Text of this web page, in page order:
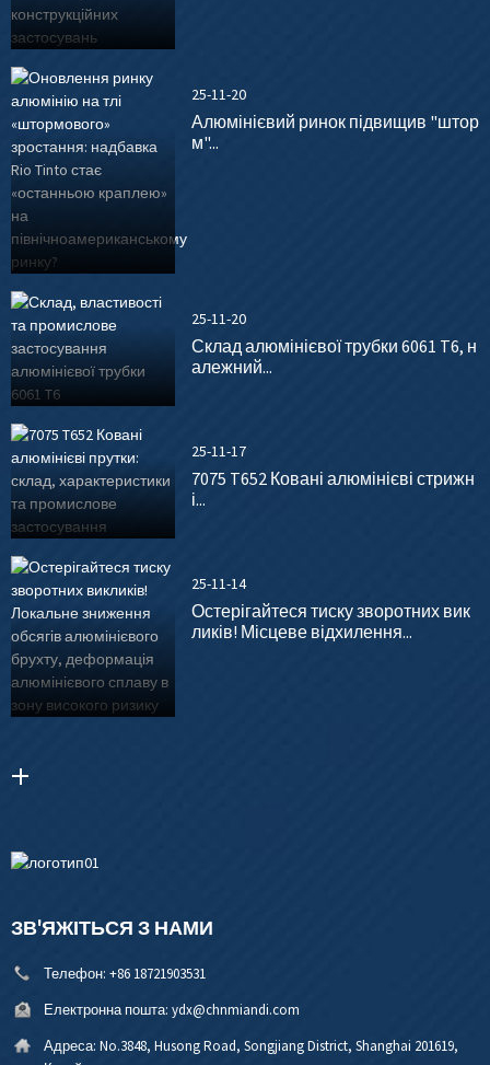
25-11-20
Алюмінієвий ринок підвищив "штор
м"...
25-11-20
Склад алюмінієвої трубки 6061 T6, н
алежний...
25-11-17
7075 T652 Ковані алюмінієві стрижн
і...
25-11-14
Остерігайтеся тиску зворотних вик
ликів! Місцеве відхилення...
ЗВ'ЯЖІТЬСЯ З НАМИ
Телефон: +86 18721903531
Електронна пошта: ydx@chnmiandi.com
Адреса: No.3848, Husong Road, Songjiang District, Shanghai 201619,